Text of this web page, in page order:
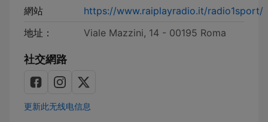
網站
https://www.raiplayradio.it/radio1sport/
地址：
Viale Mazzini, 14 - 00195 Roma
社交網路
更新此无线电信息